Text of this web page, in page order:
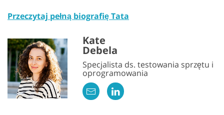
Przeczytaj pełną biografię Tata
Kate
Debela
Specjalista ds. testowania sprzętu i
oprogramowania